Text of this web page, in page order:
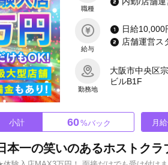
職種
給与
日給10,000
勤務地
大阪市中央区
ビルB1F
小計 60%バック 月